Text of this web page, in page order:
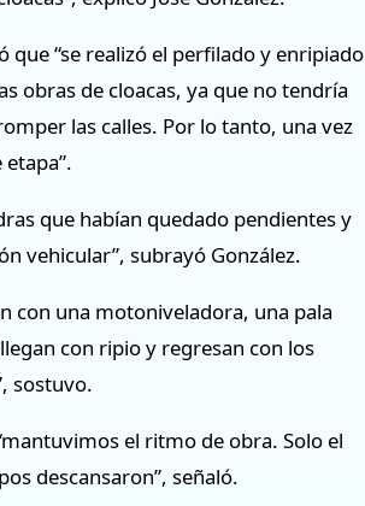
“se realizó el perfilado y enripiado
obras de cloacas, ya que no tendría
las calles. Por lo tanto, una vez
que habían quedado pendientes y
vehicular”, subrayó González.
con una motoniveladora, una pala
con ripio y regresan con los
sostuvo.
el ritmo de obra. Solo el
descansaron”, señaló.